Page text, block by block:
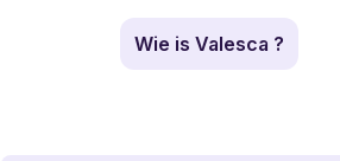
Wie is Valesca ?